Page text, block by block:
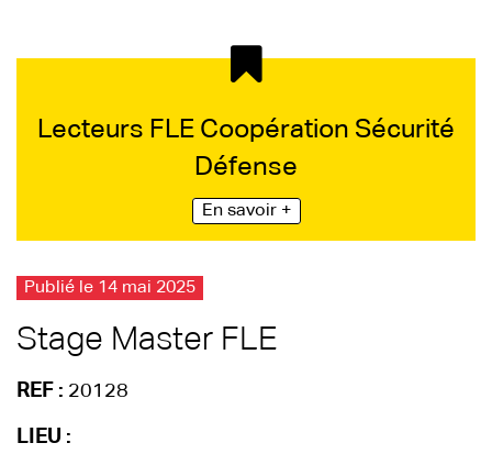
Lecteurs FLE Coopération Sécurité
Défense
En savoir +
Publié le 14 mai 2025
Stage Master FLE
REF : 20128
LIEU :